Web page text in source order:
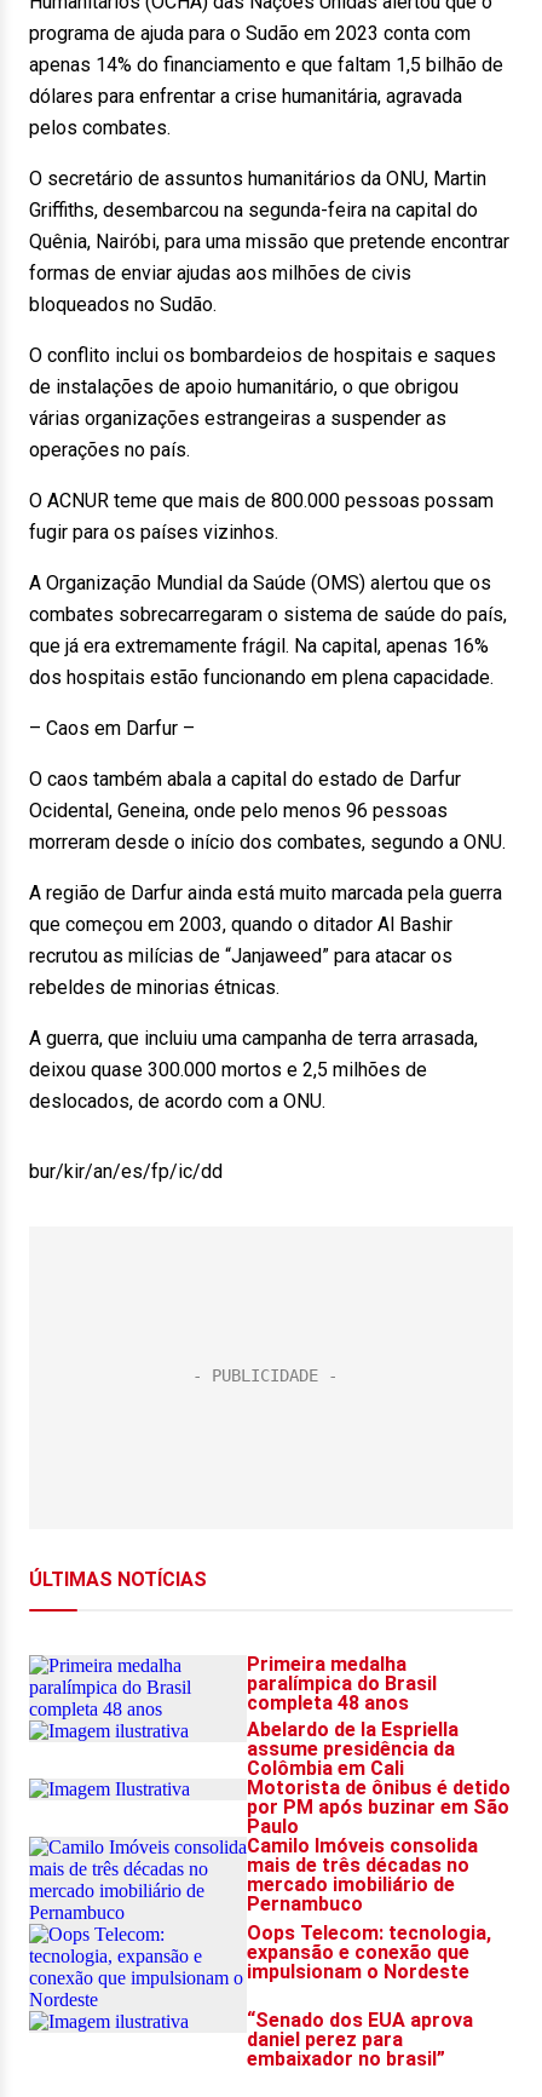
programa de ajuda para o Sudão em 2023 conta com
apenas 14% do financiamento e que faltam 1,5 bilhão de
dólares para enfrentar a crise humanitária, agravada
pelos combates.
O secretário de assuntos humanitários da ONU, Martin
Griffiths, desembarcou na segunda-feira na capital do
Quênia, Nairóbi, para uma missão que pretende encontrar
formas de enviar ajudas aos milhões de civis
bloqueados no Sudão.
O conflito inclui os bombardeios de hospitais e saques
de instalações de apoio humanitário, o que obrigou
várias organizações estrangeiras a suspender as
operações no país.
O ACNUR teme que mais de 800.000 pessoas possam
fugir para os países vizinhos.
A Organização Mundial da Saúde (OMS) alertou que os
combates sobrecarregaram o sistema de saúde do país,
que já era extremamente frágil. Na capital, apenas 16%
dos hospitais estão funcionando em plena capacidade.
– Caos em Darfur –
O caos também abala a capital do estado de Darfur
Ocidental, Geneina, onde pelo menos 96 pessoas
morreram desde o início dos combates, segundo a ONU.
A região de Darfur ainda está muito marcada pela guerra
que começou em 2003, quando o ditador Al Bashir
recrutou as milícias de “Janjaweed” para atacar os
rebeldes de minorias étnicas.
A guerra, que incluiu uma campanha de terra arrasada,
deixou quase 300.000 mortos e 2,5 milhões de
deslocados, de acordo com a ONU.
bur/kir/an/es/fp/ic/dd